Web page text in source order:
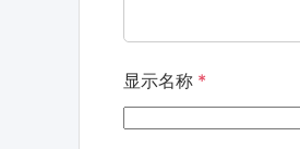
显示名称 *